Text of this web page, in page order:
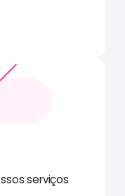
serviços